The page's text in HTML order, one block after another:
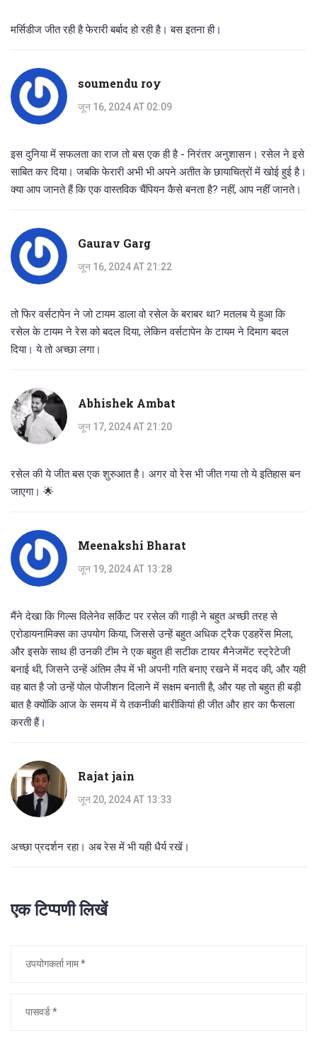
मर्सिडीज जीत रही है फेरारी बर्बाद हो रही है। बस इतना ही।
soumendu roy
जून 16, 2024 AT 02:09
इस दुनिया में सफलता का राज तो बस एक ही है - निरंतर अनुशासन। रसेल ने इसे
साबित कर दिया। जबकि फेरारी अभी भी अपने अतीत के छायाचित्रों में खोई हुई है।
क्या आप जानते हैं कि एक वास्तविक चैंपियन कैसे बनता है? नहीं, आप नहीं जानते।
Gaurav Garg
जून 16, 2024 AT 21:22
तो फिर वर्सटापेन ने जो टायम डाला वो रसेल के बराबर था? मतलब ये हुआ कि
रसेल के टायम ने रेस को बदल दिया, लेकिन वर्सटापेन के टायम ने दिमाग बदल
दिया। ये तो अच्छा लगा।
Abhishek Ambat
जून 17, 2024 AT 21:20
रसेल की ये जीत बस एक शुरुआत है। अगर वो रेस भी जीत गया तो ये इतिहास बन
जाएगा। 🌟
Meenakshi Bharat
जून 19, 2024 AT 13:28
मैंने देखा कि गिल्स विलेनेव सर्किट पर रसेल की गाड़ी ने बहुत अच्छी तरह से
एरोडायनामिक्स का उपयोग किया, जिससे उन्हें बहुत अधिक ट्रैक एडहरेंस मिला,
और इसके साथ ही उनकी टीम ने एक बहुत ही सटीक टायर मैनेजमेंट स्ट्रेटेजी
बनाई थी, जिसने उन्हें अंतिम लैप में भी अपनी गति बनाए रखने में मदद की, और यही
वह बात है जो उन्हें पोल पोजीशन दिलाने में सक्षम बनाती है, और यह तो बहुत ही बड़ी
बात है क्योंकि आज के समय में ये तकनीकी बारीकियां ही जीत और हार का फैसला
करती हैं।
Rajat jain
जून 20, 2024 AT 13:33
अच्छा प्रदर्शन रहा। अब रेस में भी यही धैर्य रखें।
एक टिप्पणी लिखें